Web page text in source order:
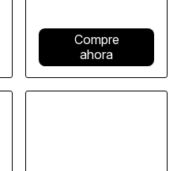
Compre
ahora